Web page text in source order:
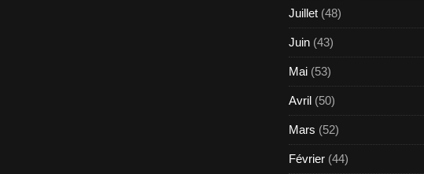
Juillet (48)
Juin (43)
Mai (53)
Avril (50)
Mars (52)
Février (44)